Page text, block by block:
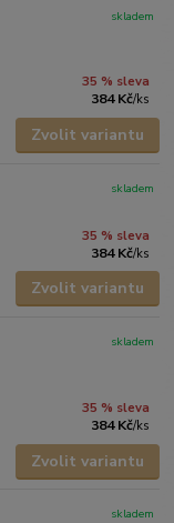
35 % sleva
384 Kč/ks
skladem
Zvolit variantu
35 % sleva
384 Kč/ks
skladem
Zvolit variantu
35 % sleva
384 Kč/ks
skladem
Zvolit variantu
skladem